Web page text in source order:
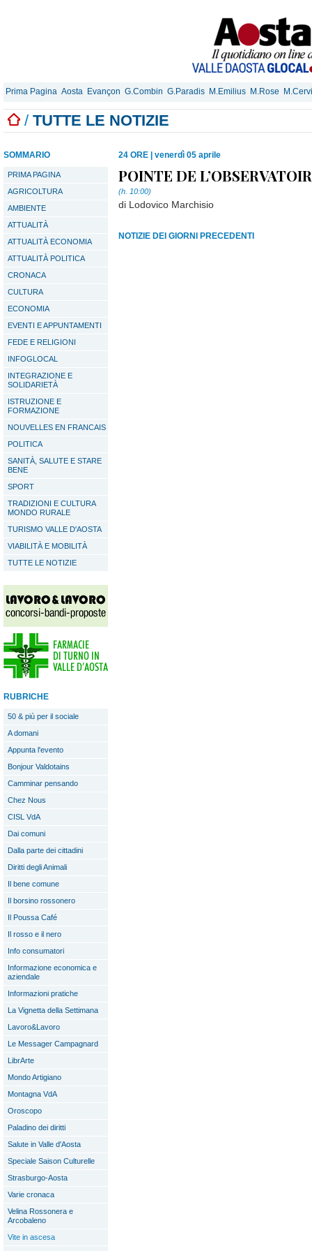
Prima Pagina Aosta Evançon G.Combin G.Paradis M.Emilius M.Rose
/ TUTTE LE NOTIZIE
SOMMARIO
PRIMA PAGINA
AGRICOLTURA
AMBIENTE
ATTUALITÀ
ATTUALITÀ ECONOMIA
ATTUALITÀ POLITICA
CRONACA
CULTURA
ECONOMIA
EVENTI E APPUNTAMENTI
FEDE E RELIGIONI
INFOGLOCAL
INTEGRAZIONE E
SOLIDARIETÀ
ISTRUZIONE E
FORMAZIONE
NOUVELLES EN FRANCAIS
POLITICA
SANITÀ, SALUTE E STARE
BENE
SPORT
TRADIZIONI E CULTURA
MONDO RURALE
TURISMO VALLE D'AOSTA
VIABILITÀ E MOBILITÀ
TUTTE LE NOTIZIE
RUBRICHE
50 & più per il sociale
A domani
Appunta l'evento
Bonjour Valdotains
Camminar pensando
Chez Nous
CISL VdA
Dai comuni
Dalla parte dei cittadini
Diritti degli Animali
Il bene comune
Il borsino rossonero
Il Poussa Café
Il rosso e il nero
Info consumatori
Informazione economica e
aziendale
Informazioni pratiche
La Vignetta della Settimana
Lavoro&Lavoro
Le Messager Campagnard
LibrArte
Mondo Artigiano
Montagna VdA
Oroscopo
Paladino dei diritti
Salute in Valle d'Aosta
Speciale Saison Culturelle
Strasburgo-Aosta
Varie cronaca
Velina Rossonera e
Arcobaleno
Vite in ascesa
24 ORE venerdì 05 aprile
POINTE DE
(h. 10:00)
di Lodovico Marchisio
NOTIZIE DEI GIORNI PRECEDENTI